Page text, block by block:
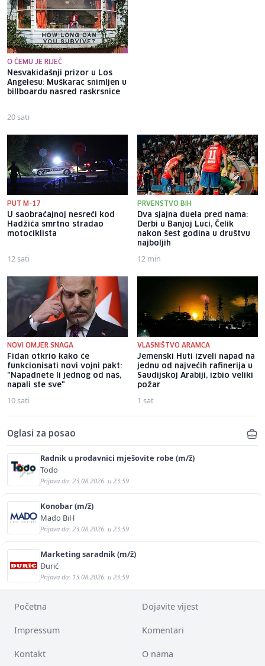
O ČEMU JE RIJEČ
Nesvakidašnji prizor u Los
Angelesu: Muškarac snimljen u
billboardu nasred raskrsnice
20 sati
PUT M-17
U saobraćajnoj nesreći kod
Hadžića smrtno stradao
motociklista
12 sati
PRVENSTVO BIH
Dva sjajna duela pred nama:
Derbi u Banjoj Luci, Čelik
nakon šest godina u društvu
najboljih
12 min
NOVI OMJER SNAGA
Fidan otkrio kako će
funkcionisati novi vojni pakt:
"Napadnete li jednog od nas,
napali ste sve"
10 sati
VLASNIŠTVO ARAMCA
Jemenski Huti izveli napad na
jednu od najvećih rafinerija u
Saudijskoj Arabiji, izbio veliki
požar
1 sat
Oglasi za posao
Radnik u prodavnici mješovite robe (m/ž)
Todo
Prijava do: 23.08.2026. u 23:59
Konobar (m/ž)
Mado BiH
Prijava do: 23.08.2026. u 23:59
Marketing saradnik (m/ž)
Đurić
Prijava do: 13.08.2026. u 23:59
Početna Dojavite vijest
Impressum Komentari
Kontakt O nama